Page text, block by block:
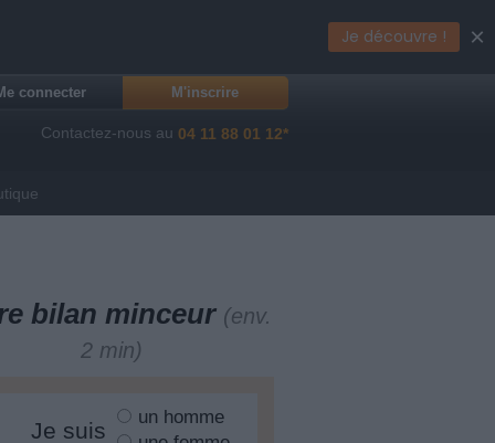
connecter M'inscrire
Contactez-nous au 04 11 88 01 12*
bilan minceur (env.
2 min)
Je suis
un homme
Je découvre ! ×